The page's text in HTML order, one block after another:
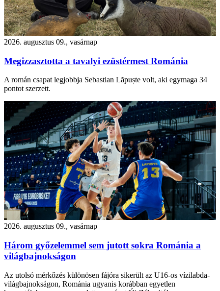
2026. augusztus 09., vasárnap
Megizzasztotta a tavalyi ezüstérmest Románia
A román csapat legjobbja Sebastian Lăpuște volt, aki egymaga 34
pontot szerzett.
2026. augusztus 09., vasárnap
Három győzelemmel sem jutott sokra Románia a
világbajnokságon
Az utolsó mérkőzés különösen fájóra sikerült az U16-os vízilabda-
világbajnokságon, Románia ugyanis korábban egyetlen